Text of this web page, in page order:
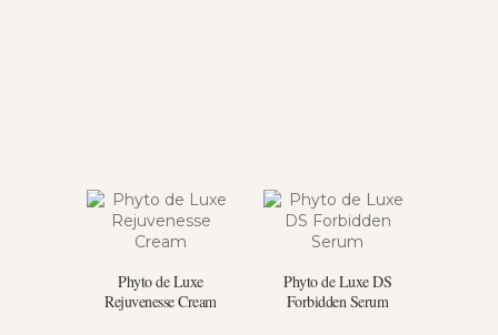
Phyto de Luxe
Rejuvenesse Cream
Phyto de Luxe DS
Forbidden Serum